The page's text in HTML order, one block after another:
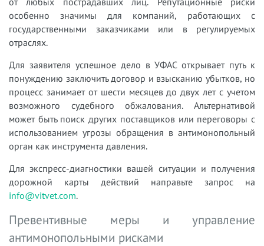
особенно значимы для компаний, работающих с
государственными заказчиками или в регулируемых
отраслях.
Для заявителя успешное дело в УФАС открывает путь к
понуждению заключить договор и взысканию убытков, но
процесс занимает от шести месяцев до двух лет с учетом
возможного судебного обжалования. Альтернативой
может быть поиск других поставщиков или переговоры с
использованием угрозы обращения в антимонопольный
орган как инструмента давления.
Для экспресс-диагностики вашей ситуации и получения
дорожной карты действий направьте запрос на
info@vitvet.com.
Превентивные меры и управление
антимонопольными рисками